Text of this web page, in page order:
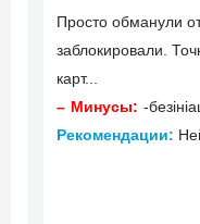
Просто обманули
заблокировали.
карт...
Минусы: -
Рекомендации: